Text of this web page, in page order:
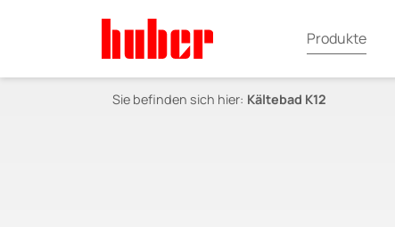
Produkte
Sie befinden sich hier: Kältebad K12